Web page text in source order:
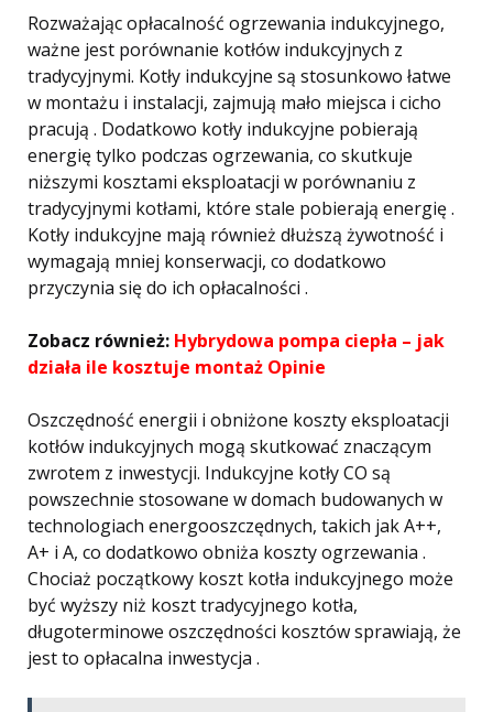
Rozważając opłacalność ogrzewania indukcyjnego,
ważne jest porównanie kotłów indukcyjnych z
tradycyjnymi. Kotły indukcyjne są stosunkowo łatwe
w montażu i instalacji, zajmują mało miejsca i cicho
pracują . Dodatkowo kotły indukcyjne pobierają
energię tylko podczas ogrzewania, co skutkuje
niższymi kosztami eksploatacji w porównaniu z
tradycyjnymi kotłami, które stale pobierają energię .
Kotły indukcyjne mają również dłuższą żywotność i
wymagają mniej konserwacji, co dodatkowo
przyczynia się do ich opłacalności .
Zobacz również: Hybrydowa pompa ciepła – jak
działa ile kosztuje montaż Opinie
Oszczędność energii i obniżone koszty eksploatacji
kotłów indukcyjnych mogą skutkować znaczącym
zwrotem z inwestycji. Indukcyjne kotły CO są
powszechnie stosowane w domach budowanych w
technologiach energooszczędnych, takich jak A++,
A+ i A, co dodatkowo obniża koszty ogrzewania .
Chociaż początkowy koszt kotła indukcyjnego może
być wyższy niż koszt tradycyjnego kotła,
długoterminowe oszczędności kosztów sprawiają, że
jest to opłacalna inwestycja .